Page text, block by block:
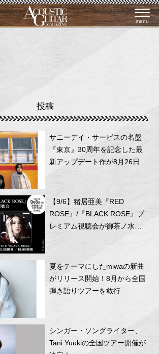
menu
投稿
サニーデイ・サービスの名盤
『東京』30周年を記念した最
新アップデート作が8月26日に
リリース！
【9/6】猪居亜美『RED
ROSE』/『BLACK ROSE』プ
レミアム視聴会が御茶ノ水
夏をテーマにしたmiwaの新曲
がリリース開始！8月から全国
弾き語りツアーを敢行
シンガー・ソングライター、
Tani Yuukiの全国ツアー開催が